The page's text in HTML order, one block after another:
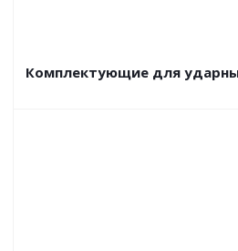
Комплектующие для